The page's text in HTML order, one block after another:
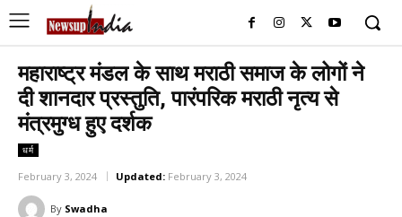
महाराष्ट्र मंडल के साथ मराठी समाज के लोगों ने
दी शानदार प्रस्तुति, पारंपरिक मराठी नृत्य से
मंत्रमुग्ध हुए दर्शक
धर्म
February 3, 2024 Updated: February 3, 2024
By Swadha